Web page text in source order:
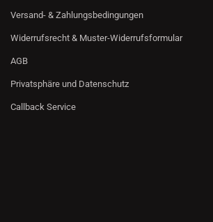
Versand- & Zahlungsbedingungen
Widerrufsrecht & Muster-Widerrufsformular
AGB
Privatsphäre und Datenschutz
Callback Service